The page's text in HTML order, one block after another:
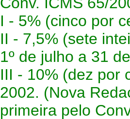
I - 5% (cinco por
II - 7,5% (sete
1º de julho a 31
III - 10% (dez por
2002. (Nova
primeira pelo